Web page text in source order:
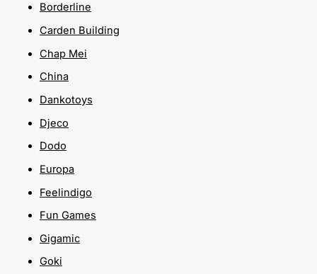
Borderline
Carden Building
Chap Mei
China
Dankotoys
Djeco
Dodo
Europa
Feelindigo
Fun Games
Gigamic
Goki